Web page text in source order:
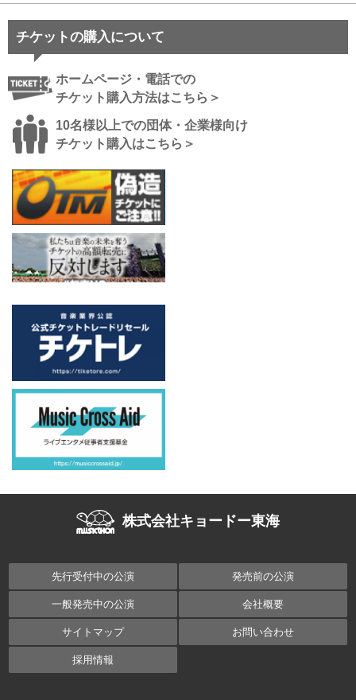
チケットの購入について
ホームページ・電話での
チケット購入方法はこちら＞
10名様以上での団体・企業様向け
チケット購入はこちら＞
株式会社キョードー東海
先行受付中の公演 発売前の公演
一般発売中の公演 会社概要
サイトマップ お問い合わせ
採用情報